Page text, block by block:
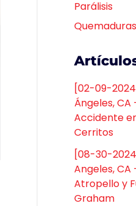
Parálisis
Quemaduras
[02-09-
Ángeles, CA
Accidente
Cerritos
[08-30-
Angeles, CA
Atropello y
Graham